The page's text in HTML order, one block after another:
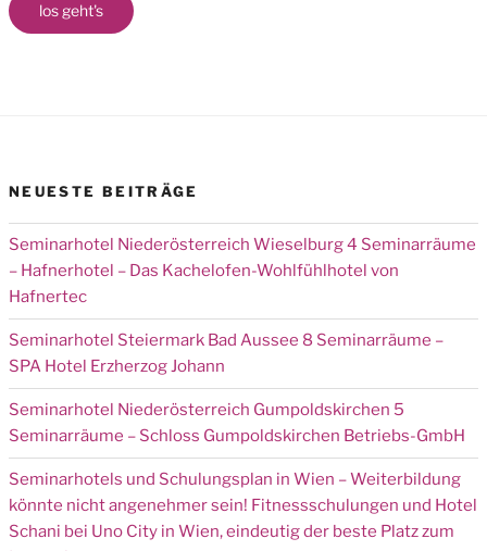
los geht's
NEUESTE BEITRÄGE
Seminarhotel Niederösterreich Wieselburg 4 Seminarräume
– Hafnerhotel – Das Kachelofen-Wohlfühlhotel von
Hafnertec
Seminarhotel Steiermark Bad Aussee 8 Seminarräume –
SPA Hotel Erzherzog Johann
Seminarhotel Niederösterreich Gumpoldskirchen 5
Seminarräume – Schloss Gumpoldskirchen Betriebs-GmbH
Seminarhotels und Schulungsplan in Wien – Weiterbildung
könnte nicht angenehmer sein! Fitnessschulungen und Hotel
Schani bei Uno City in Wien, eindeutig der beste Platz zum